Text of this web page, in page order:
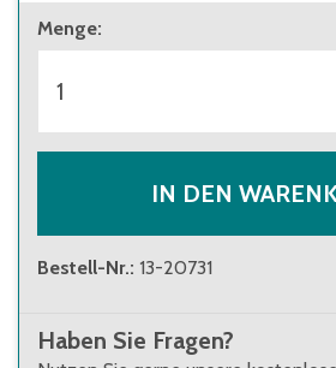
Menge:
IN DEN
Bestell-Nr.: 13-20731
Haben Sie Fragen?